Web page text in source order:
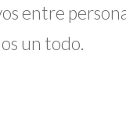
entre
un todo.